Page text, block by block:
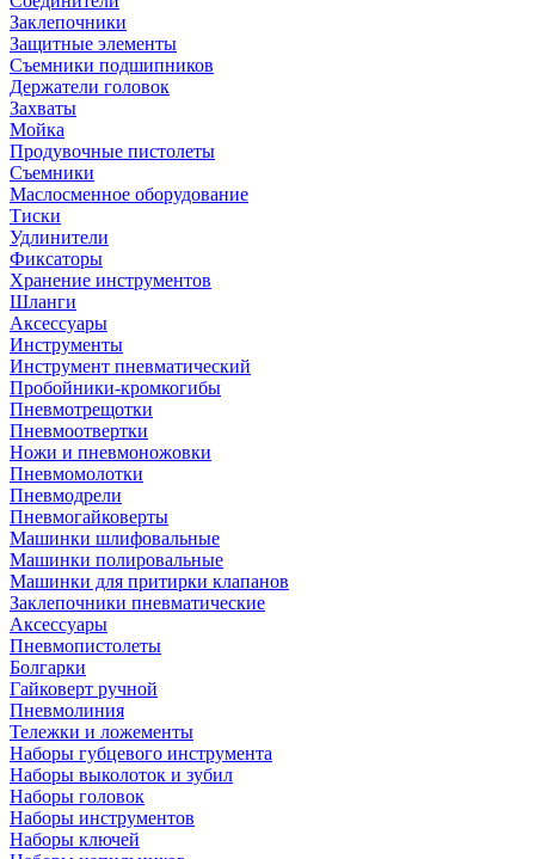
Заклепочники
Защитные элементы
Съемники подшипников
Держатели головок
Захваты
Мойка
Продувочные пистолеты
Съемники
Маслосменное оборудование
Тиски
Удлинители
Фиксаторы
Хранение инструментов
Шланги
Аксессуары
Инструменты
Инструмент пневматический
Пробойники-кромкогибы
Пневмотрещотки
Пневмоотвертки
Ножи и пневмоножовки
Пневмомолотки
Пневмодрели
Пневмогайковерты
Машинки шлифовальные
Машинки полировальные
Машинки для притирки клапанов
Заклепочники пневматические
Аксессуары
Пневмопистолеты
Болгарки
Гайковерт ручной
Пневмолиния
Тележки и ложементы
Наборы губцевого инструмента
Наборы выколоток и зубил
Наборы головок
Наборы инструментов
Наборы ключей